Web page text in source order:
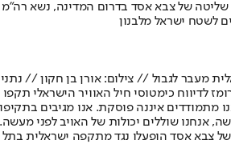
של צבא אסד בדרום המדינה, נשא
לשטח ישראל מלבנון
מעבר לגבול // צילום: אורן בן חקון //
לדיווח כימטוסי חיל האוויר הישראלי תקפו
איננה פוסקת. אנו מגיבים
אנחנו שוללים יכולות של האויב לפני
של צבא אסד הופעלו נגד מתקפה ישראלית